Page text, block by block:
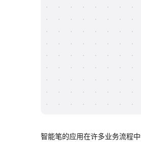
智能笔的应用在许多业务流程